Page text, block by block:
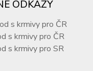
ODKAZY
s krmivy pro ČR
s krmivy pro ČR
s krmivy pro SR